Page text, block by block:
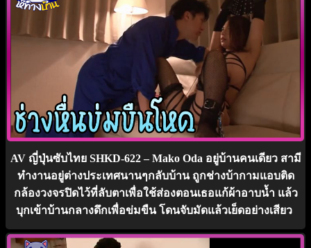
AV ญี่ปุ่นซับไทย SHKD-622 – Mako Oda อยู่บ้านคนเดียว สามี
ทำงานอยู่ต่างประเทศนานๆกลับบ้าน ถูกช่างบ้ากามแอบติด
กล้องวงจรปิดไว้ที่ลับตาเพื่อใช้ส่องตอนเธอแก้ผ้าอาบน้ำ แล้ว
บุกเข้าบ้านกลางดึกเพื่อข่มขืน โดนจับมัดแล้วเย็ดอย่างเสียว